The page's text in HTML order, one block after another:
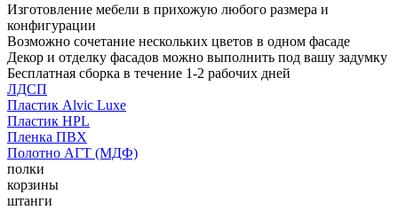
Изготовление мебели в прихожую любого размера и
конфигурации
Возможно сочетание нескольких цветов в одном фасаде
Декор и отделку фасадов можно выполнить под вашу задумку
Бесплатная сборка в течение 1-2 рабочих дней
ЛДСП
Пластик Alvic Luxe
Пластик HPL
Пленка ПВХ
Полотно АГТ (МДФ)
полки
корзины
штанги